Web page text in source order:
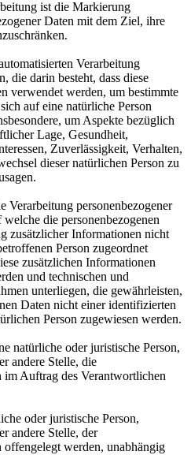
ist die Markierung
Daten mit dem Ziel, ihre
Verarbeitung
die darin besteht, dass diese
verwendet werden, um bestimmte
auf eine natürliche Person
um Aspekte bezüglich
Lage, Gesundheit,
Zuverlässigkeit, Verhalten,
dieser natürlichen Person zu
Verarbeitung personenbezogener
die personenbezogenen
zusätzlicher Informationen nicht
Person zugeordnet
zusätzlichen Informationen
und technischen und
unterliegen, die gewährleisten,
Daten nicht einer identifizierten
Person zugewiesen werden.
natürliche oder juristische Person,
andere Stelle, die
im Auftrag des Verantwortlichen
oder juristische Person,
andere Stelle, der
offengelegt werden, unabhängig